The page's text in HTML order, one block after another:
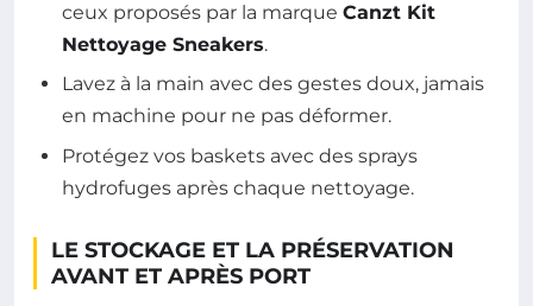
ceux proposés par la marque Canzt Kit
Nettoyage Sneakers.
Lavez à la main avec des gestes doux, jamais
en machine pour ne pas déformer.
Protégez vos baskets avec des sprays
hydrofuges après chaque nettoyage.
LE STOCKAGE ET LA PRÉSERVATION
AVANT ET APRÈS PORT